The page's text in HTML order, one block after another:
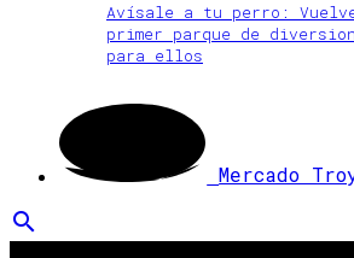
Avísale a tu perro:
primer parque de
para ellos
Mercado
search